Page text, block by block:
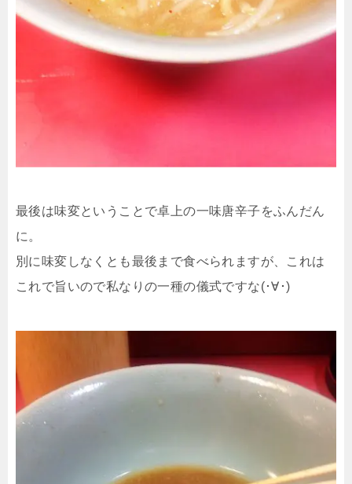
最後は味変ということで卓上の一味唐辛子をふんだん
に。
別に味変しなくとも最後まで食べられますが、これは
これで旨いので私なりの一種の儀式ですな(･∀･)